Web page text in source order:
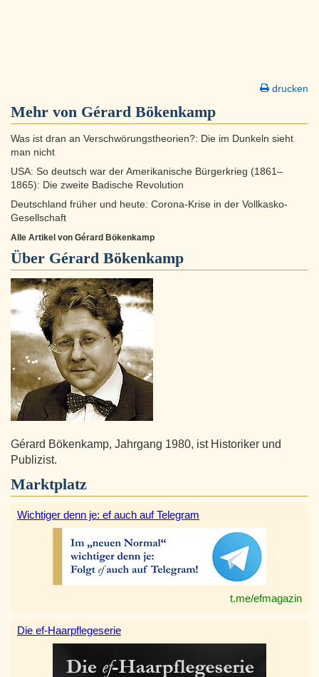
drucken
Mehr von Gérard Bökenkamp
Was ist dran an Verschwörungstheorien?: Die im Dunkeln sieht
man nicht
USA: So deutsch war der Amerikanische Bürgerkrieg (1861–
1865): Die zweite Badische Revolution
Deutschland früher und heute: Corona-Krise in der Vollkasko-
Gesellschaft
Alle Artikel von Gérard Bökenkamp
Über Gérard Bökenkamp
Gérard Bökenkamp, Jahrgang 1980, ist Historiker und
Publizist.
Marktplatz
Wichtiger denn je: ef auch auf Telegram
t.me/efmagazin
Die ef-Haarpflegeserie